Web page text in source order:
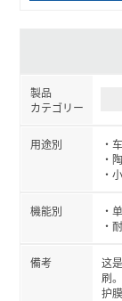
这
刷
护